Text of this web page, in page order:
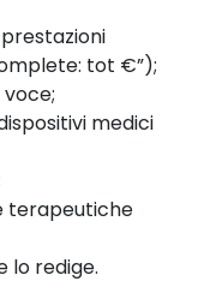
tot €”);
medici
terapeutiche
lo redige.